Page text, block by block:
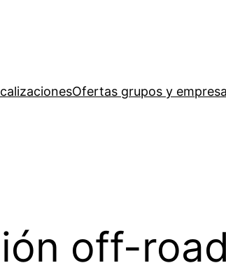
Ofertas grupos y
off-road